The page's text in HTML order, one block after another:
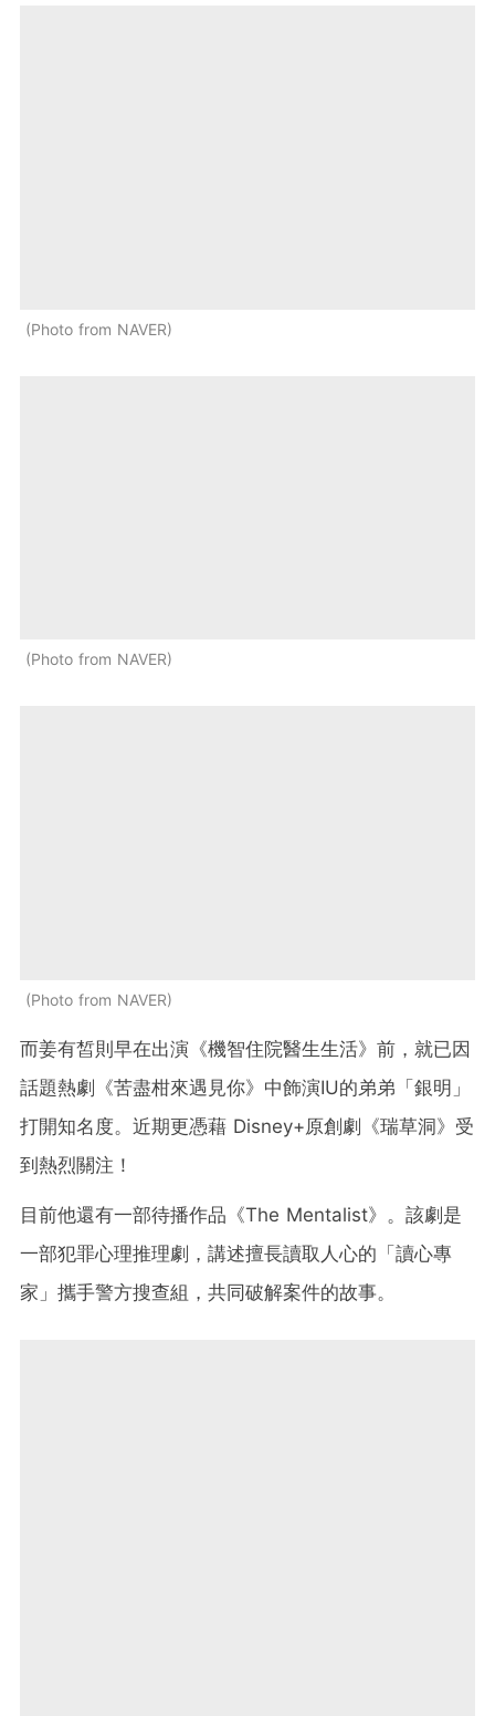
Photo from NAVER
Photo from NAVER
Photo from NAVER
而姜有皙則早在出演《機智住院醫生生活》前，就已因
話題熱劇《苦盡柑來遇見你》中飾演IU的弟弟「銀明」
打開知名度。近期更憑藉 Disney+原創劇《瑞草洞》受
到熱烈關注！
目前他還有一部待播作品《The Mentalist》。該劇是
一部犯罪心理推理劇，講述擅長讀取人心的「讀心專
家」攜手警方搜查組，共同破解案件的故事。